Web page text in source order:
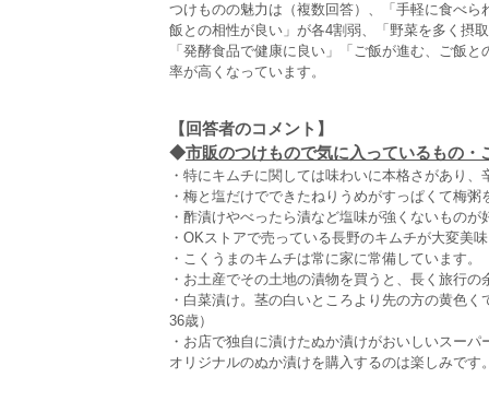
つけものの魅力は（複数回答）、「手軽に食べ
飯との相性が良い」が各4割弱、「野菜を多く摂
「発酵食品で健康に良い」「ご飯が進む、ご飯
率が高くなっています。
【回答者のコメント】
◆市販のつけもので気に入っているもの・
・特にキムチに関しては味わいに本格さがあり
・梅と塩だけでできたねりうめがすっぱくて梅
・酢漬けやべったら漬など塩味が強くないものが
・OKストアで売っている長野のキムチが大変美
・こくうまのキムチは常に家に常備しています。
・お土産でその土地の漬物を買うと、長く旅行
・白菜漬け。茎の白いところより先の方の黄色
36歳）
・お店で独自に漬けたぬか漬けがおいしいスー
オリジナルのぬか漬けを購入するのは楽しみです